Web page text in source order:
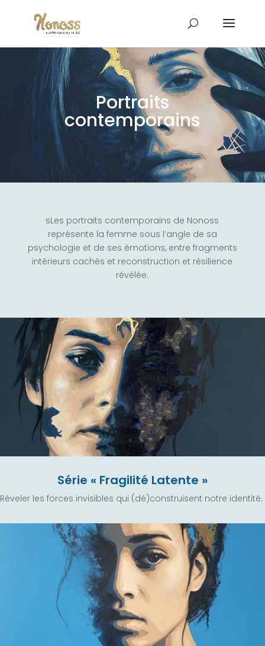
Portraits
contemporains
sLes portraits contemporains de Nonoss
représente la femme sous l’angle de sa
psychologie et de ses émotions, entre fragments
intérieurs cachés et reconstruction et résilience
révélée.
Série « Fragilité Latente »
Réveler les forces invisibles qui (dé)construisent notre identité.